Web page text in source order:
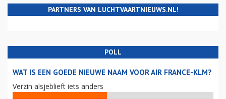
PARTNERS VAN LUCHTVAARTNIEUWS.NL!
POLL
WAT IS EEN GOEDE NIEUWE NAAM VOOR AIR FRANCE-KLM?
Verzin alsjeblieft iets anders